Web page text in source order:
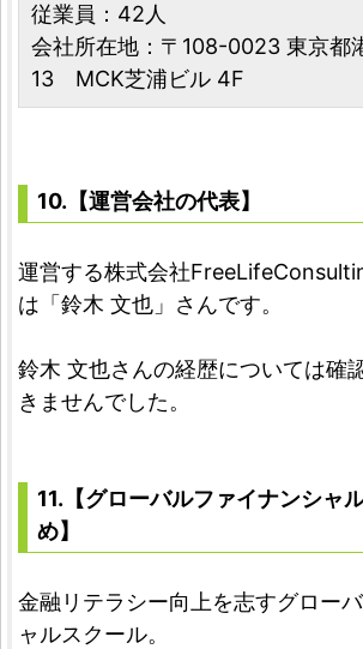
従業員：42人
会社所在地：〒108-0023 東京都
13 MCK芝浦ビル 4F
10.【運営会社の代表】
運営する株式会社
は「鈴木 文也」さんです。
鈴木 文也さんの経歴については確
きませんでした。
11.【グローバルファイナンシャ
め】
金融リテラシー向上を志すグロー
ャルスクール。